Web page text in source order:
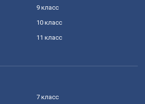
9 класс
10 класс
11 класс
7 класс